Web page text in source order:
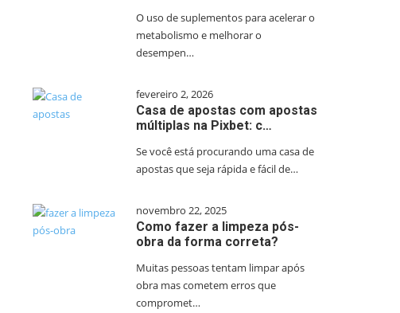
O uso de suplementos para acelerar o
metabolismo e melhorar o
desempen…
fevereiro 2, 2026
Casa de apostas com apostas
múltiplas na Pixbet: c…
Se você está procurando uma casa de
apostas que seja rápida e fácil de…
novembro 22, 2025
Como fazer a limpeza pós-
obra da forma correta?
Muitas pessoas tentam limpar após
obra mas cometem erros que
compromet…